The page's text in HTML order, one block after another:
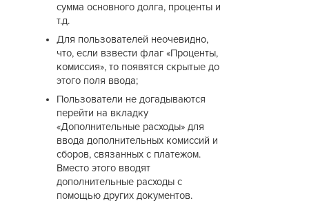
сумма основного долга, проценты и
т.д.
Для пользователей неочевидно,
что, если взвести флаг «Проценты,
комиссия», то появятся скрытые до
этого поля ввода;
Пользователи не догадываются
перейти на вкладку
«Дополнительные расходы» для
ввода дополнительных комиссий и
сборов, связанных с платежом.
Вместо этого вводят
дополнительные расходы с
помощью других документов.